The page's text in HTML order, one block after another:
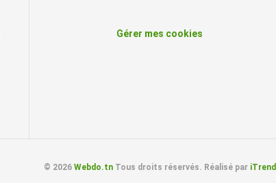
Gérer mes cookies
© 2026 Webdo.tnTous droits réservés. Réalisé par iTrend